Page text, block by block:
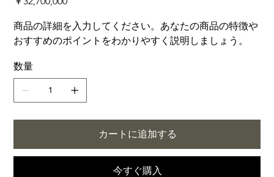
商品の詳細を入力してください。あなたの商品の特徴や
おすすめのポイントをわかりやすく説明しましょう。
数量
カートに追加する
今すぐ購入